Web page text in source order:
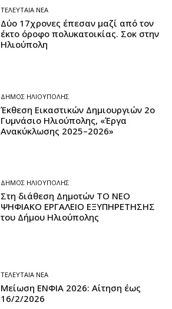
ΤΕΛΕΥΤΑΊΑ ΝΈΑ
Δύο 17χρονες έπεσαν μαζί από τον
έκτο όροφο πολυκατοικίας. Σοκ στην
Ηλιούπολη
ΔΉΜΟΣ ΗΛΙΟΎΠΟΛΗΣ
Έκθεση Εικαστικών Δημιουργιών 2ο
Γυμνάσιο Ηλιούπολης, «Έργα
Ανακύκλωσης 2025–2026»
ΔΉΜΟΣ ΗΛΙΟΎΠΟΛΗΣ
Στη διάθεση Δημοτών ΤΟ ΝΕΟ
ΨΗΦΙΑΚΟ ΕΡΓΑΛΕΙΟ ΕΞΥΠΗΡΕΤΗΣΗΣ
του Δήμου Ηλιούπολης
ΤΕΛΕΥΤΑΊΑ ΝΈΑ
Μείωση ΕΝΦΙΑ 2026: Αίτηση έως
16/2/2026